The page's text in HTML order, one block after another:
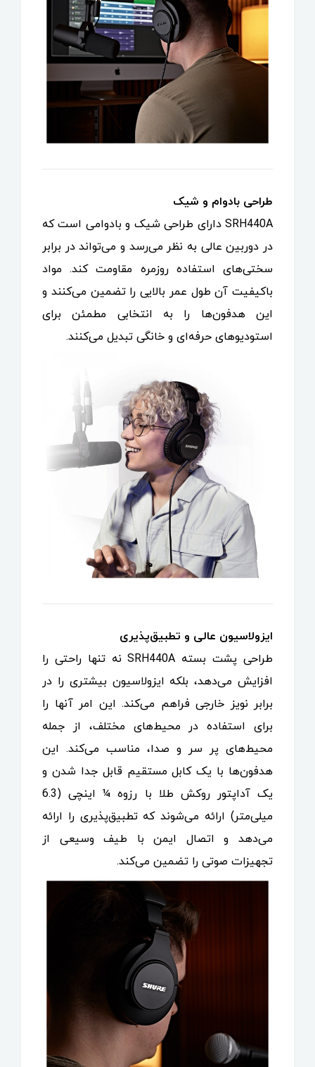
طراحی بادوام و شیک
SRH440A دارای طراحی شیک و بادوامی است که
در دوربین عالی به نظر می‌رسد و می‌تواند در برابر
سختی‌های استفاده روزمره مقاومت کند. مواد
باکیفیت آن طول عمر بالایی را تضمین می‌کنند و
این هدفون‌ها را به انتخابی مطمئن برای
استودیوهای حرفه‌ای و خانگی تبدیل می‌کنند.
ایزولاسیون عالی و تطبیق‌پذیری
طراحی پشت بسته SRH440A نه تنها راحتی را
افزایش می‌دهد، بلکه ایزولاسیون بیشتری را در
برابر نویز خارجی فراهم می‌کند. این امر آنها را
برای استفاده در محیط‌های مختلف، از جمله
محیط‌های پر سر و صدا، مناسب می‌کند. این
هدفون‌ها با یک کابل مستقیم قابل جدا شدن و
یک آداپتور روکش طلا با رزوه ¼ اینچی (6.3
میلی‌متر) ارائه می‌شوند که تطبیق‌پذیری را ارائه
می‌دهد و اتصال ایمن با طیف وسیعی از
تجهیزات صوتی را تضمین می‌کند.